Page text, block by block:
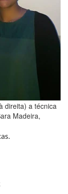
direita) a técnica
Madeira,